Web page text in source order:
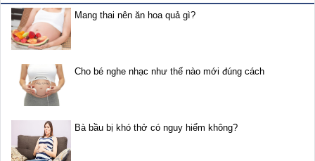
Mang thai nên ăn hoa quả gì?
Cho bé nghe nhạc như thế nào mới đúng cách
Bà bầu bị khó thở có nguy hiểm không?